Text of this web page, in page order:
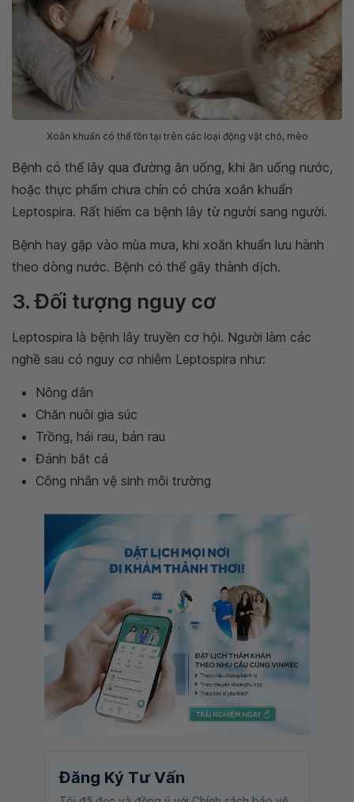
Xoắn khuẩn có thể tồn tại trên các loại động vật chó, mèo
Bệnh có thể lây qua đường ăn uống, khi ăn uống nước,
hoặc thực phẩm chưa chín có chứa xoắn khuẩn
Leptospira. Rất hiếm ca bệnh lây từ người sang người.
Bệnh hay gặp vào mùa mưa, khi xoắn khuẩn lưu hành
theo dòng nước. Bệnh có thể gây thành dịch.
3. Đối tượng nguy cơ
Leptospira là bệnh lây truyền cơ hội. Người làm các
nghề sau có nguy cơ nhiễm Leptospira như:
Nông dân
Chăn nuôi gia súc
Trồng, hái rau, bán rau
Đánh bắt cá
Công nhân vệ sinh môi trường
Đăng Ký Tư Vấn